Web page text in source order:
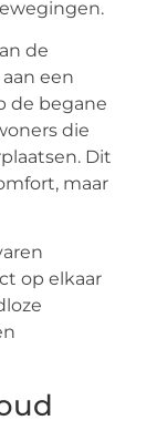
de
een
de begane
die
Dit
maar
op elkaar